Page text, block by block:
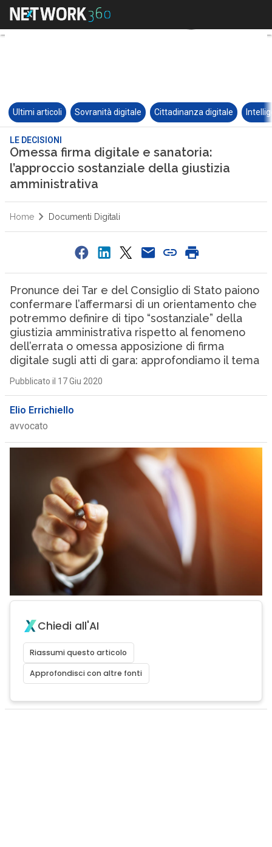
Ultimi articoli Sovranità digitale Cittadinanza digitale
LE DECISIONI
Omessa firma digitale e sanatoria:
l’approccio sostanziale della giustizia
amministrativa
Home Documenti Digitali
Pronunce dei Tar e del Consiglio di Stato paiono
confermare l’affermarsi di un orientamento che
potremmo definire di tipo “sostanziale” della
giustizia amministrativa rispetto al fenomeno
dell’errata o omessa apposizione di firma
digitale sugli atti di gara: approfondiamo il tema
Pubblicato il 17 Giu 2020
Elio Errichiello
avvocato
Chiedi all'AI
Riassumi questo articolo
Approfondisci con altre fonti